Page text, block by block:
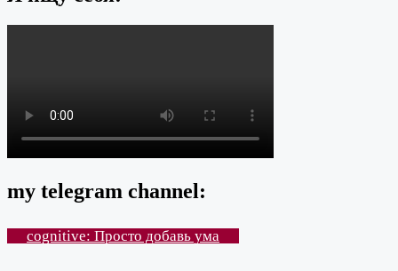
my telegram channel:
cognitive: Просто добавь ума